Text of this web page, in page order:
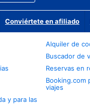
Conviértete en afiliado
y para las
Alquiler de
Buscador de
Reservas en
Booking.com
viajes